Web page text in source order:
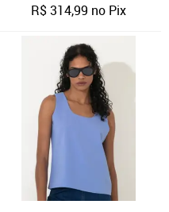
R$314,99 no Pix